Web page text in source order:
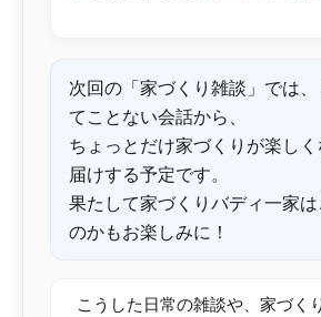
次回の「家づくり雑談」では
てことない会話から、
ちょっとだけ家づくりが楽し
届けする予定です。
果たして家づくりバディ一家は
のかもお楽しみに！
こうした日常の雑談や、家づく